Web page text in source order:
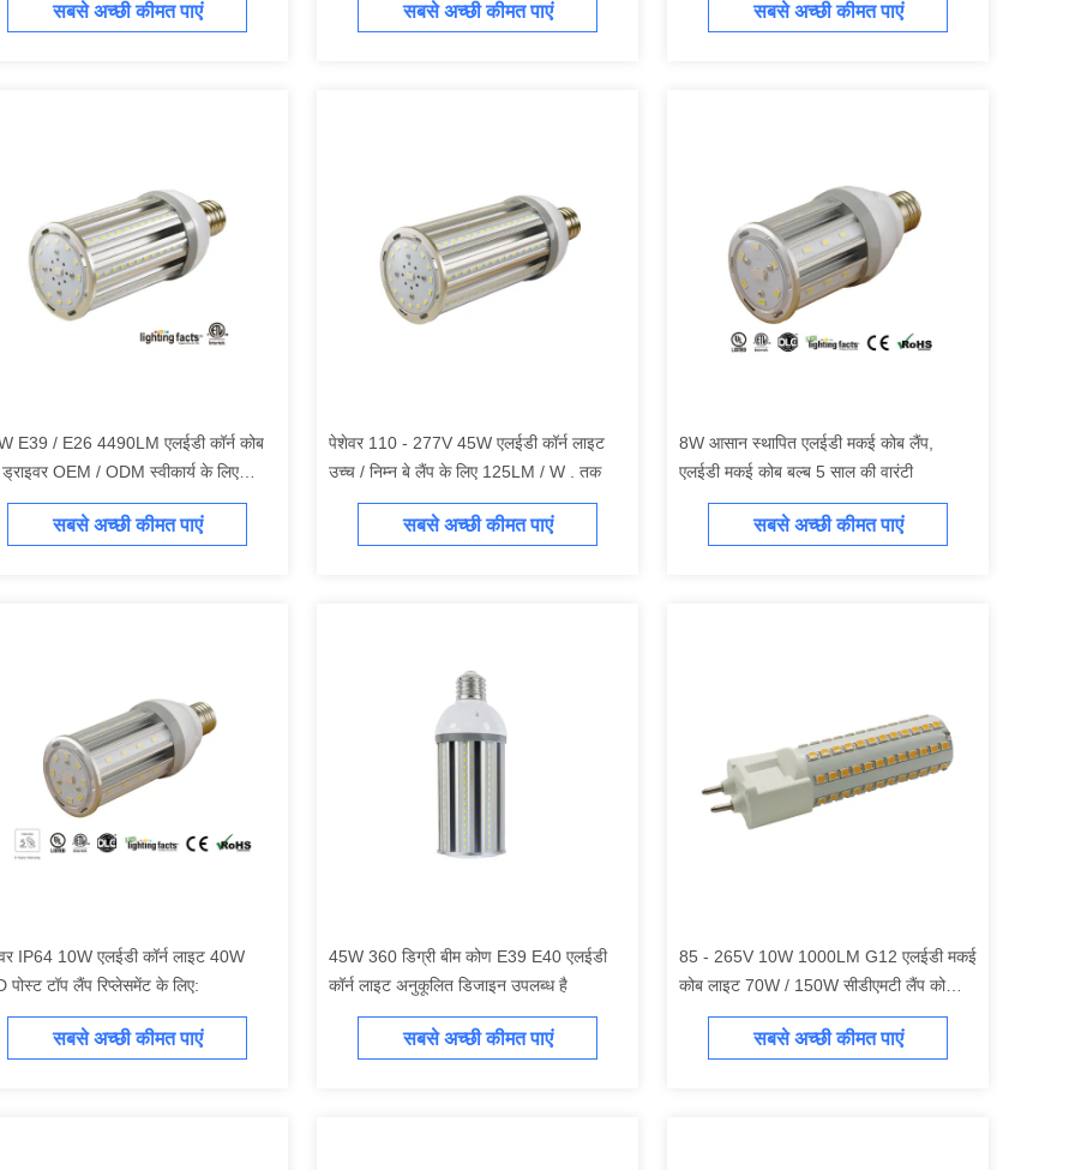
सबसे अच्छी कीमत पाएं सबसे अच्छी कीमत पाएं सबसे अच्छी कीमत पाएं
E39 / E26 4490LM एलईडी कॉर्न कोब
OEM / ODM स्वीकार्य के लिए
का उपयोग करता है
सबसे अच्छी कीमत पाएं
पेशेवर 110 - 277V 45W एलईडी कॉर्न लाइट
उच्च / निम्न बे लैंप के लिए 125LM / W . तक
सबसे अच्छी कीमत पाएं
8W आसान स्थापित एलईडी मकई कोब लैंप,
एलईडी मकई कोब बल्ब 5 साल की वारंटी
सबसे अच्छी कीमत पाएं
IP64 10W एलईडी कॉर्न लाइट 40W
पोस्ट टॉप लैंप रिप्लेसमेंट के लिए:
सबसे अच्छी कीमत पाएं
45W 360 डिग्री बीम कोण E39 E40 एलईडी
कॉर्न लाइट अनुकूलित डिजाइन उपलब्ध है
सबसे अच्छी कीमत पाएं
85 - 265V 10W 1000LM G12 एलईडी मकई
कोब लाइट 70W / 150W सीडीएमटी लैंप को
बदलने के लिए
सबसे अच्छी कीमत पाएं